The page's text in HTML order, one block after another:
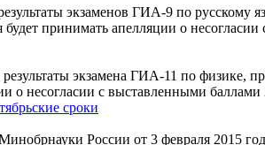
экзаменов ГИА-9 по русскому
принимать апелляции о
экзамена ГИА-11 по физике,
о несогласии с выставленными
сроки
России от 3 февраля 2015